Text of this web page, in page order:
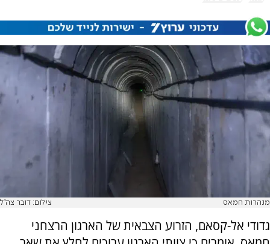
מנהרות חמאס צילום: דובר צה"ל
גדודי אל-קסאם, הזרוע הצבאית של הארגון הרצחני